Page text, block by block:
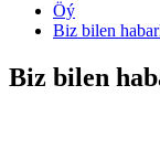
Öý
Biz bilen
Biz bilen